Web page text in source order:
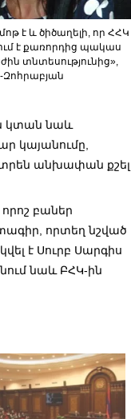
է և ծիծաղելի, որ ՀՀԿ
է քառորդից պակաս
տնտեսությունից»,
-Զոհրաբյան
կտան նաև
կայանումը,
անխափան քշել
բաներ
որտեղ նշված
է Սուրբ Սարգիս
նաև ԲՀԿ-ին